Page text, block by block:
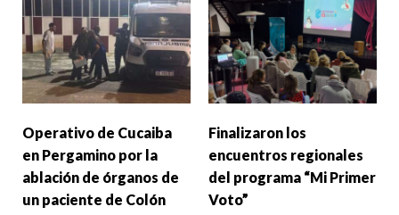
Operativo de Cucaiba
en Pergamino por la
ablación de órganos de
un paciente de Colón
Finalizaron los
encuentros regionales
del programa “Mi Primer
Voto”